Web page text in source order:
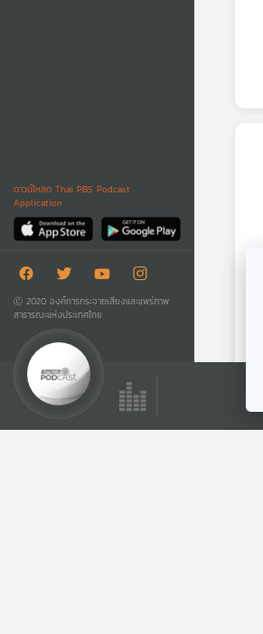
ดาวน์โหลด Thai PBS Podcast
Application
Ⓒ 2020 องค์การกระจายเสียงและแพร่ภาพ
สาธารณะแห่งประเทศไทย